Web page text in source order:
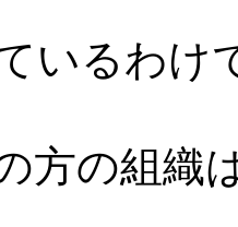
いるわけ
方の組織